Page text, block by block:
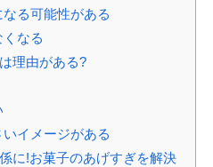
る可能性がある
なる
理由がある?
イメージがある
に!お菓子のあげすぎを解決